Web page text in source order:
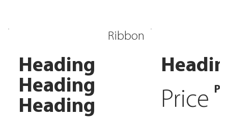
Ribbon
Heading
Heading
Heading
Price